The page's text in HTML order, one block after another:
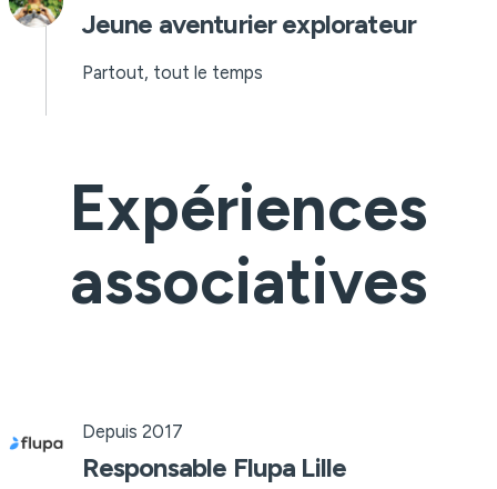
Jeune aventurier explorateur
Partout, tout le temps
Expériences
associatives
Depuis 2017
Responsable Flupa Lille